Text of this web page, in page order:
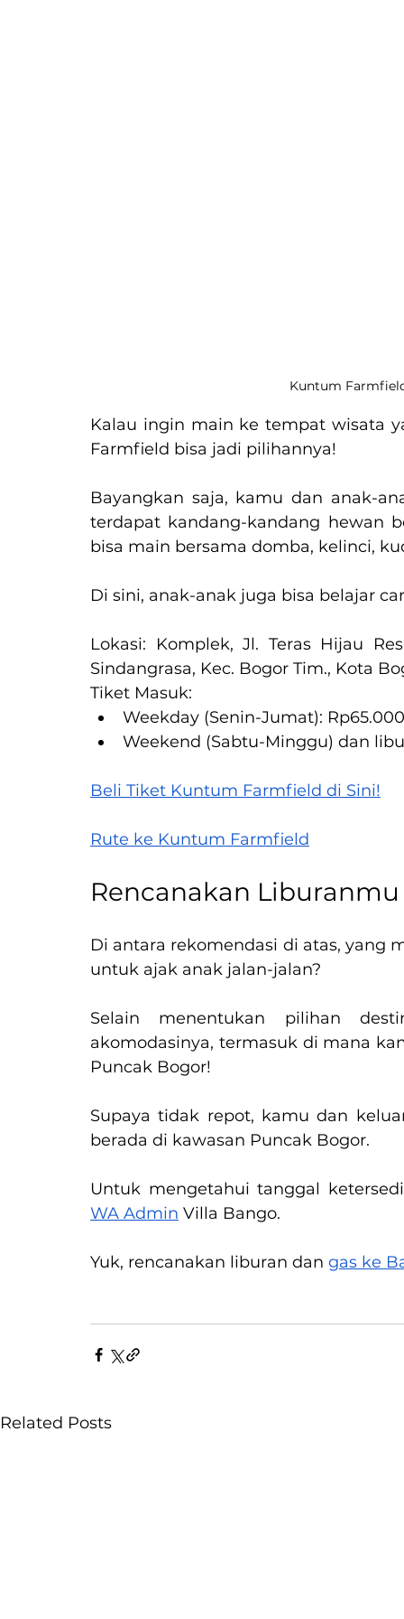
Kuntum
Kalau ingin main ke tempat wisata
Farmfield bisa jadi pilihannya!
Bayangkan saja, kamu dan anak-
terdapat kandang-kandang hewan
bisa main bersama domba, kelinci,
Di sini, anak-anak juga bisa belajar
Lokasi: Komplek, Jl. Teras Hijau
Sindangrasa, Kec. Bogor Tim., Kota
Tiket Masuk:
Weekday (Senin-Jumat):
Weekend (Sabtu-Minggu) dan
Beli Tiket Kuntum Farmfield di Sini!
Rute ke Kuntum Farmfield
Rencanakan
Di antara rekomendasi di atas, yang
untuk ajak anak jalan-jalan?
Selain menentukan pilihan
akomodasinya, termasuk di mana
Puncak Bogor!
Supaya tidak repot, kamu dan
berada di kawasan Puncak Bogor.
Untuk mengetahui tanggal
WA Admin Villa Bango.
Yuk, rencanakan liburan dan gas ke
Related Posts